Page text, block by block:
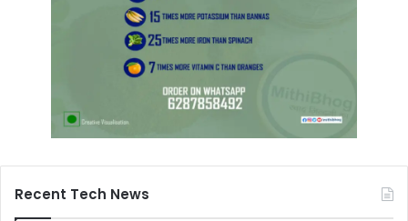
Recent Tech News